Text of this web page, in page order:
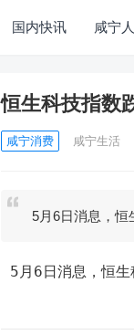
国内快讯 咸宁
恒生科技指数
咸宁消费 咸宁生活
5月6日消息，恒
5月6日消息，恒生